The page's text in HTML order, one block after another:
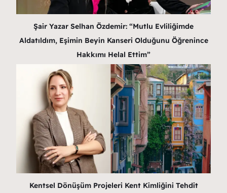
Şair Yazar Selhan Özdemir: “Mutlu Evliliğimde
Aldatıldım, Eşimin Beyin Kanseri Olduğunu Öğrenince
Hakkımı Helal Ettim”
Kentsel Dönüşüm Projeleri Kent Kimliğini Tehdit